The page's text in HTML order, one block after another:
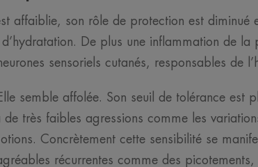
affaiblie, son rôle de protection est diminué
De plus une inflammation de
sensoriels cutanés, responsables de
semble affolée. Son seuil de tolérance est
très faibles agressions comme les
Concrètement cette sensibilité se
récurrentes comme des